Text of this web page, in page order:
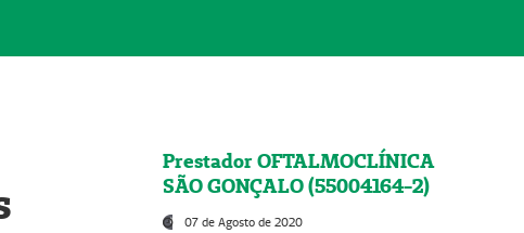
Prestador OFTALMOCLÍNICA
SÃO GONÇALO (55004164-2)
07 de Agosto de 2020